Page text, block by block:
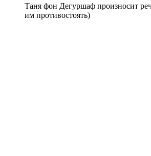
Таня фон Дегуршаф произносит
им противостоять)